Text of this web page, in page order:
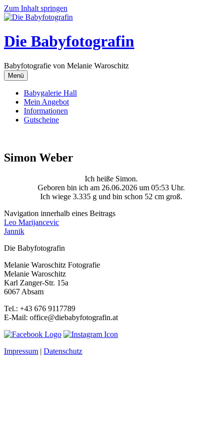
Zum Inhalt springen
Die Babyfotografin
Babyfotografie von Melanie Waroschitz
Menü
Babygalerie Hall
Mein Angebot
Informationen
Gutscheine
Simon Weber
Ich heiße Simon.
Geboren bin ich am 26.06.2026 um 05:53 Uhr.
Ich wiege 3.335 g und bin schon 52 cm groß.
Navigation innerhalb eines Beitrags
Leo Marijancevic
Jannik
Die Babyfotografin
Melanie Waroschitz Fotografie
Melanie Waroschitz
Karl Zanger-Str. 15a
6067 Absam
Tel.: +43 676 9117789
E-Mail: office@diebabyfotografin.at
Impressum | Datenschutz